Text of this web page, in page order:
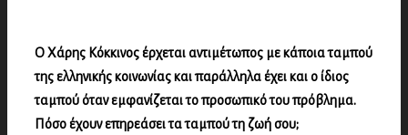
Ο Χάρης Κόκκινος έρχεται αντιμέτωπος με κάποια ταμπού
της ελληνικής κοινωνίας και παράλληλα έχει και ο ίδιος
ταμπού όταν εμφανίζεται το προσωπικό του πρόβλημα.
Πόσο έχουν επηρεάσει τα ταμπού τη ζωή σου;